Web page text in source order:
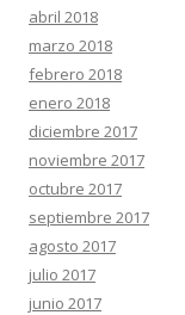
abril 2018
marzo 2018
febrero 2018
enero 2018
diciembre 2017
noviembre 2017
octubre 2017
septiembre 2017
agosto 2017
julio 2017
junio 2017